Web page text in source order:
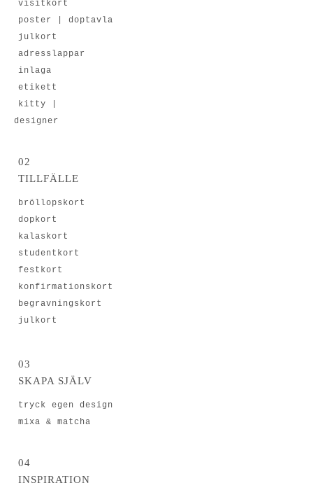
visitkort
poster | doptavla
julkort
adresslappar
inlaga
etikett
kitty |
02
TILLFÄLLE
bröllopskort
dopkort
kalaskort
studentkort
festkort
konfirmationskort
begravningskort
julkort
03
SKAPA SJÄLV
tryck egen design
mixa & matcha
04
INSPIRATION